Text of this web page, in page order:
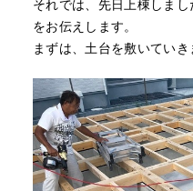
それでは、先日上棟しま
をお伝えします。
まずは、土台を敷いていき